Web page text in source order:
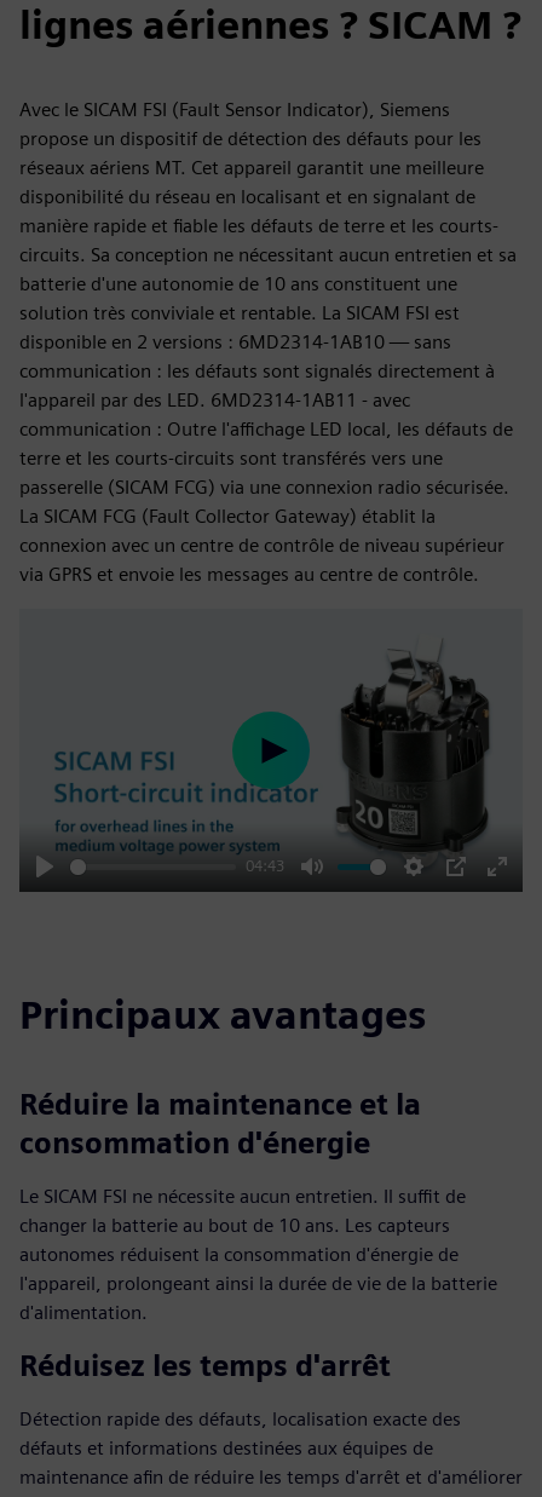
lignes aériennes ? SICAM ?
Avec le SICAM FSI (Fault Sensor Indicator), Siemens
propose un dispositif de détection des défauts pour les
réseaux aériens MT. Cet appareil garantit une meilleure
disponibilité du réseau en localisant et en signalant de
manière rapide et fiable les défauts de terre et les courts-
circuits. Sa conception ne nécessitant aucun entretien et sa
batterie d'une autonomie de 10 ans constituent une
solution très conviviale et rentable. La SICAM FSI est
disponible en 2 versions : 6MD2314-1AB10 — sans
communication : les défauts sont signalés directement à
l'appareil par des LED. 6MD2314-1AB11 - avec
communication : Outre l'affichage LED local, les défauts de
terre et les courts-circuits sont transférés vers une
passerelle (SICAM FCG) via une connexion radio sécurisée.
La SICAM FCG (Fault Collector Gateway) établit la
connexion avec un centre de contrôle de niveau supérieur
via GPRS et envoie les messages au centre de contrôle.
Play
04:43
Mute Settings
PIP
Enter
Play
Principaux avantages
Réduire la maintenance et la
consommation d'énergie
Le SICAM FSI ne nécessite aucun entretien. Il suffit de
changer la batterie au bout de 10 ans. Les capteurs
autonomes réduisent la consommation d'énergie de
l'appareil, prolongeant ainsi la durée de vie de la batterie
d'alimentation.
Réduisez les temps d'arrêt
Détection rapide des défauts, localisation exacte des
défauts et informations destinées aux équipes de
maintenance afin de réduire les temps d'arrêt et d'améliorer